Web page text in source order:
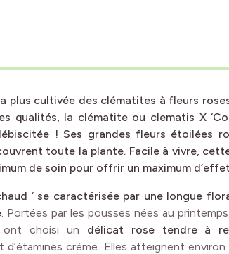
plus cultivée des clématites à fleurs
qualités, la clématite ou clematis X
! Ses grandes fleurs étoilées
toute la plante. Facile à vivre,
de soin pour offrir un maximum
‘ se caractérisée par une longue
. Portées par les pousses nées au
ont choisi un délicat rose tendre à
d’étamines crème. Elles atteignent environ